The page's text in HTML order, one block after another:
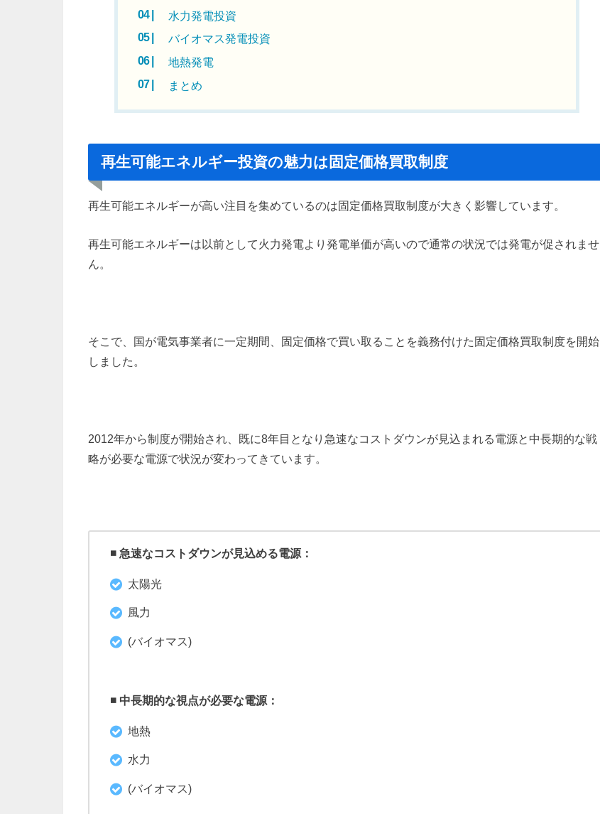
水力発電投資
バイオマス発電投資
地熱発電
まとめ
再生可能エネルギー投資の魅力は固定価格買取制度
再生可能エネルギーが高い注目を集めているのは固定価格買取制度が大きく影響しています。
再生可能エネルギーは以前として火力発電より発電単価が高いので通常の状況では発電が促されませ
ん。
そこで、国が電気事業者に一定期間、固定価格で買い取ることを義務付けた固定価格買取制度を開始
しました。
2012年から制度が開始され、既に8年目となり急速なコストダウンが見込まれる電源と中長期的な戦
略が必要な電源で状況が変わってきています。
◾️ 急速なコストダウンが見込める電源：
太陽光
風力
(バイオマス)
◾️ 中長期的な視点が必要な電源：
地熱
水力
(バイオマス)